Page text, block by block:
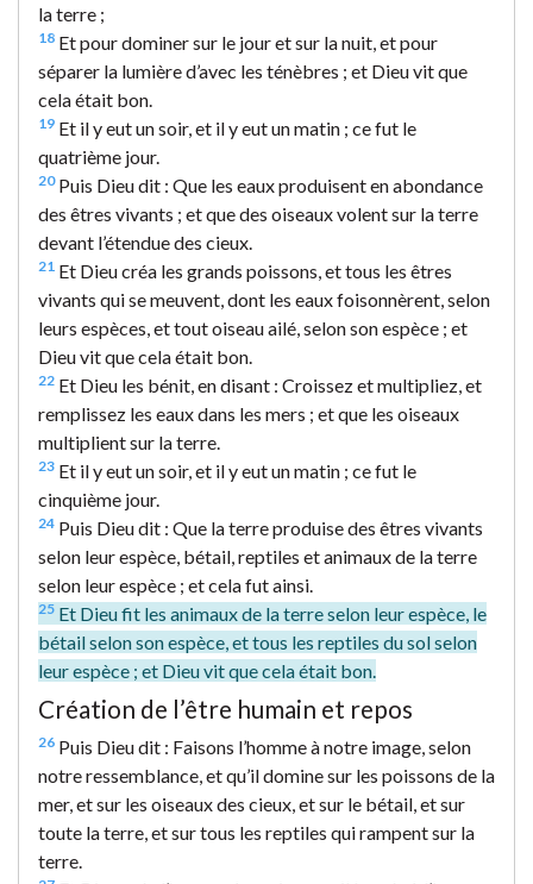
la terre ;
18 Et pour dominer sur le jour et sur la nuit, et pour
séparer la lumière d’avec les ténèbres ; et Dieu vit que
cela était bon.
19 Et il y eut un soir, et il y eut un matin ; ce fut le
quatrième jour.
20Puis Dieu dit : Que les eaux produisent en abondance
des êtres vivants ; et que des oiseaux volent sur la terre
devant l’étendue des cieux.
21 Et Dieu créa les grands poissons, et tous les êtres
vivants qui se meuvent, dont les eaux foisonnèrent, selon
leurs espèces, et tout oiseau ailé, selon son espèce ; et
Dieu vit que cela était bon.
22 Et Dieu les bénit, en disant : Croissez et multipliez, et
remplissez les eaux dans les mers ; et que les oiseaux
multiplient sur la terre.
23 Et il y eut un soir, et il y eut un matin ; ce fut le
cinquième jour.
24 Puis Dieu dit : Que la terre produise des êtres vivants
selon leur espèce, bétail, reptiles et animaux de la terre
selon leur espèce ; et cela fut ainsi.
25 Et Dieu fit les animaux de la terre selon leur espèce, le
bétail selon son espèce, et tous les reptiles du sol selon
leur espèce ; et Dieu vit que cela était bon.
Création de l’être humain et repos
26 Puis Dieu dit : Faisons l’homme à notre image, selon
notre ressemblance, et qu’il domine sur les poissons de la
mer, et sur les oiseaux des cieux, et sur le bétail, et sur
toute la terre, et sur tous les reptiles qui rampent sur la
terre.